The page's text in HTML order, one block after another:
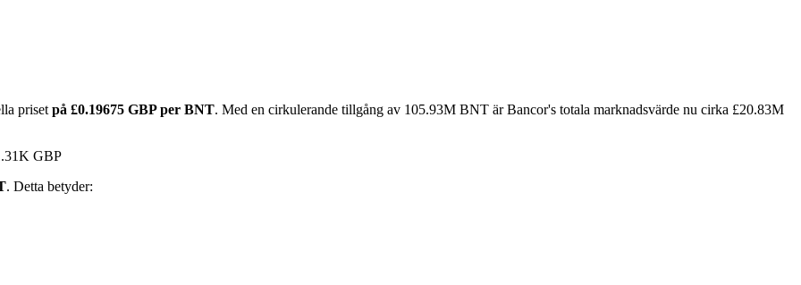
priset på £0.19675 GBP per BNT. Med en cirkulerande tillgång av 105.93M BNT är Bancor's totala marknadsvärde nu cirka £20.83M
GBP
. Detta betyder: